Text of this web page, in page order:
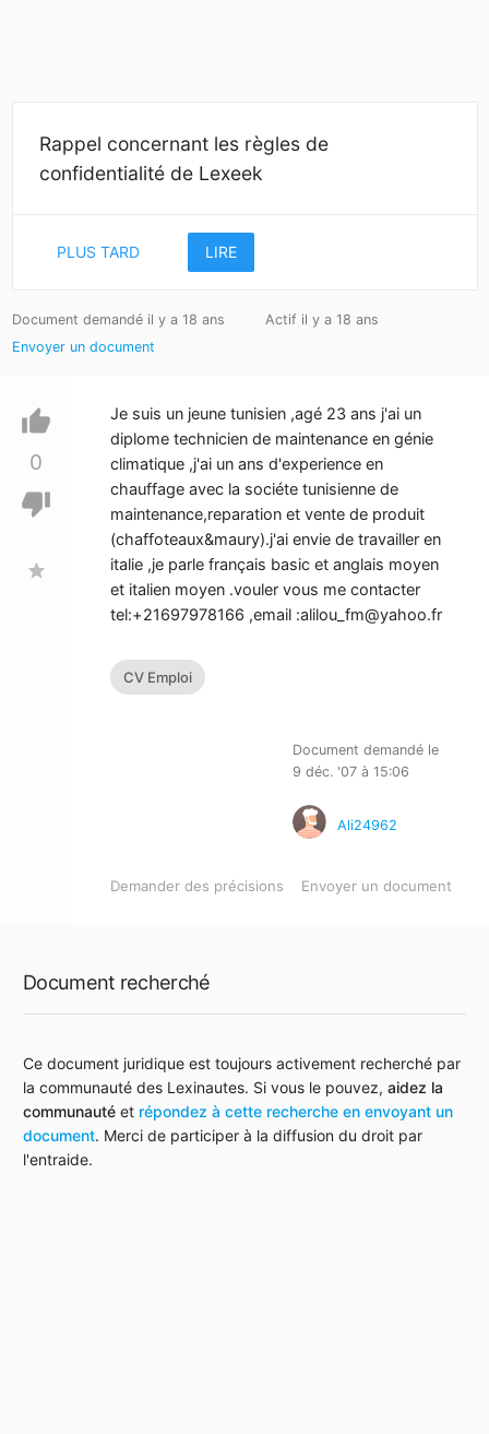
Rappel concernant les règles de
confidentialité de Lexeek
PLUS TARD LIRE
Document demandé il y a 18 ans
Actif il y a 18 ans
Envoyer un document
thumb_up
0
thumb_down
star
Je suis un jeune tunisien ,agé 23 ans j'ai un
diplome technicien de maintenance en génie
climatique ,j'ai un ans d'experience en
chauffage avec la sociéte tunisienne de
maintenance,reparation et vente de produit
(chaffoteaux&maury).j'ai envie de travailler en
italie ,je parle français basic et anglais moyen
et italien moyen .vouler vous me contacter
tel:+21697978166 ,email :alilou_fm@yahoo.fr
CV Emploi
Document demandé le
9 déc. '07 à 15:06
Ali24962
Demander des précisions Envoyer un document
Document recherché
Ce document juridique est toujours activement recherché par
la communauté des Lexinautes. Si vous le pouvez, aidez la
communauté et répondez à cette recherche en envoyant un
document. Merci de participer à la diffusion du droit par
l'entraide.